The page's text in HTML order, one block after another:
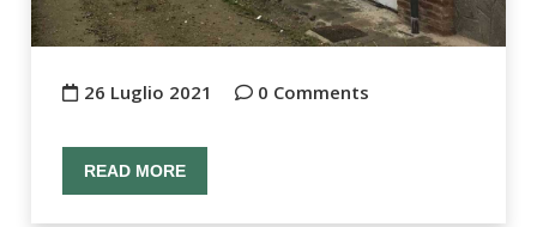
26 Luglio 2021 0 Comments
READ MORE